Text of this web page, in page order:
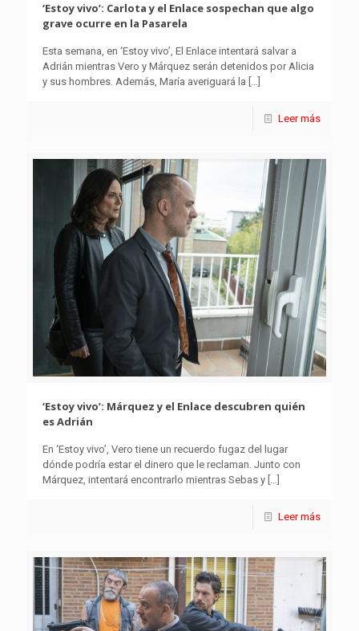
‘Estoy vivo’: Carlota y el Enlace sospechan que algo
grave ocurre en la Pasarela
Esta semana, en ‘Estoy vivo’, El Enlace intentará salvar a
Adrián mientras Vero y Márquez serán detenidos por Alicia
y sus hombres. Además, María averiguará la […]
Leer más
‘Estoy vivo’: Márquez y el Enlace descubren quién
es Adrián
En ‘Estoy vivo’, Vero tiene un recuerdo fugaz del lugar
dónde podría estar el dinero que le reclaman. Junto con
Márquez, intentará encontrarlo mientras Sebas y […]
Leer más